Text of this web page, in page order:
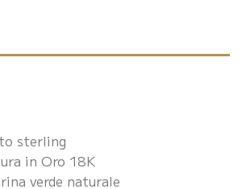
sterling
in Oro 18K
verde naturale